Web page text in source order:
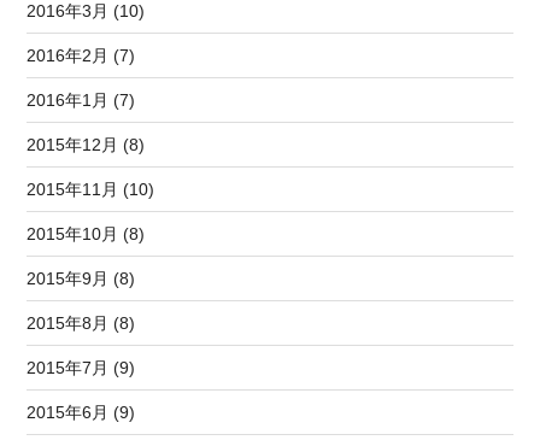
2016年3月 (10)
2016年2月 (7)
2016年1月 (7)
2015年12月 (8)
2015年11月 (10)
2015年10月 (8)
2015年9月 (8)
2015年8月 (8)
2015年7月 (9)
2015年6月 (9)